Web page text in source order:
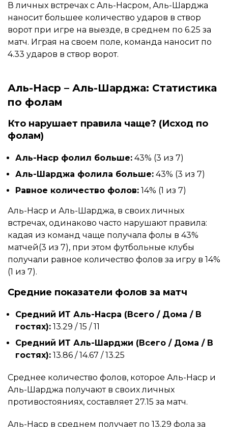
В личных встречах с Аль-Насром, Аль-Шарджа
наносит большее количество ударов в створ
ворот при игре на выезде, в среднем по 6.25 за
матч. Играя на своем поле, команда наносит по
4.33 ударов в створ ворот.
Аль-Наср – Аль-Шарджа: Статистика
по фолам
Кто нарушает правила чаще? (Исход по
фолам)
Аль-Наср фолил больше: 43% (3 из 7)
Аль-Шарджа фолила больше: 43% (3 из 7)
Равное количество фолов: 14% (1 из 7)
Аль-Наср и Аль-Шарджа, в своих личных
встречах, одинаково часто нарушают правила:
кадая из команд чаще получала фолы в 43%
матчей(3 из 7), при этом футбольные клубы
получали равное количество фолов за игру в 14%
(1 из 7).
Средние показатели фолов за матч
Средний ИТ Аль-Насра (Всего / Дома / В
гостях): 13.29 / 15 / 11
Средний ИТ Аль-Шарджи (Всего / Дома / В
гостях): 13.86 / 14.67 / 13.25
Среднее количество фолов, которое Аль-Наср и
Аль-Шарджа получают в своих личных
противостояниях, составляет 27.15 за матч.
Аль-Наср в среднем получает по 13.29 фола за